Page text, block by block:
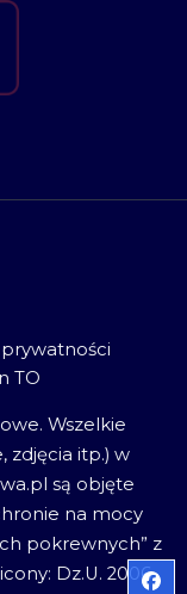
TO
Wszelkie
zdjęcia itp.) w
są objęte
na mocy
pokrewnych” z
Dz.U. 2006